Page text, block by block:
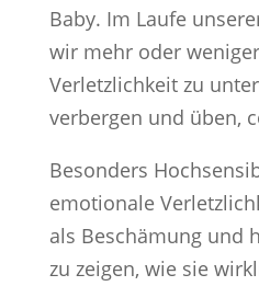
Baby. Im Laufe
wir mehr oder
Verletzlichkeit zu
verbergen und üben,
Besonders
emotionale
als Beschämung und
zu zeigen, wie sie